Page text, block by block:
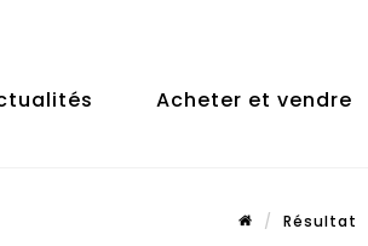
Acheter et vendre
Résultat